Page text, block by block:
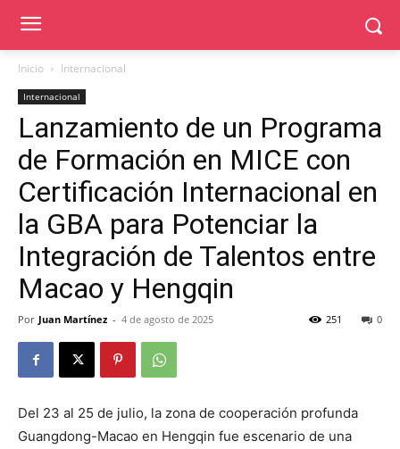
Inicio Internacional
Internacional
Lanzamiento de un Programa
de Formación en MICE con
Certificación Internacional en
la GBA para Potenciar la
Integración de Talentos entre
Macao y Hengqin
Por Juan Martínez - 4 de agosto de 2025 0
251
Del 23 al 25 de julio, la zona de cooperación profunda
Guangdong-Macao en Hengqin fue escenario de una